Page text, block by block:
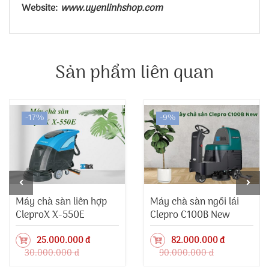
Website: www.uyenlinhshop.com
Sản phẩm liên quan
-17%
Máy chà sàn liên hợp
CleproX X-550E
25.000.000 đ
30.000.000 đ
-9%
Máy chà sàn ngồi lái
Clepro C100B New
82.000.000 đ
90.000.000 đ